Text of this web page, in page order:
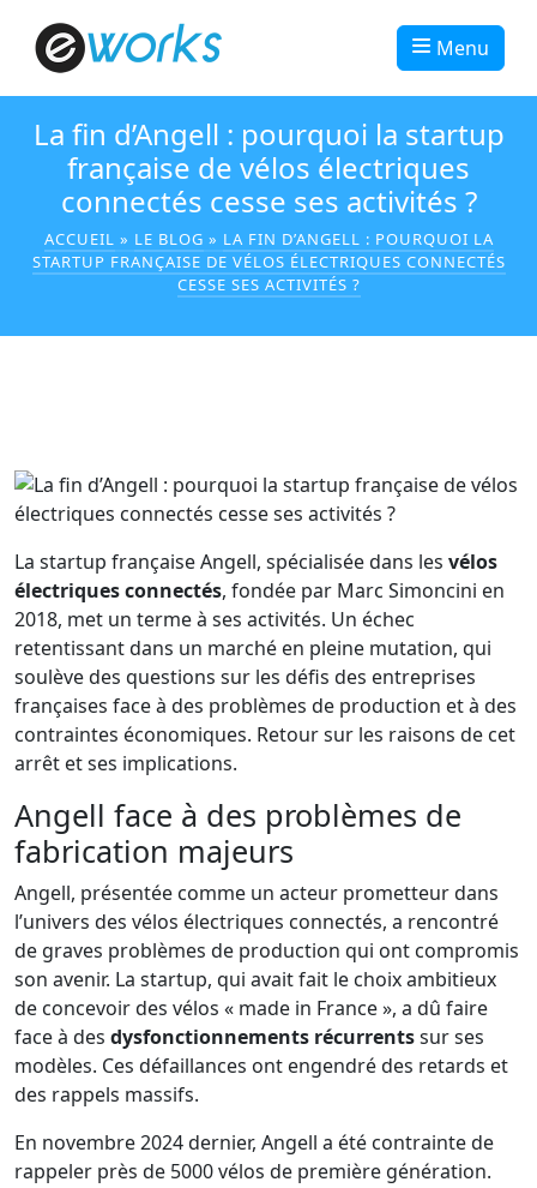
Menu
La fin d’Angell : pourquoi la startup
française de vélos électriques
connectés cesse ses activités ?
ACCUEIL » LE BLOG » LA FIN D’ANGELL : POURQUOI LA
STARTUP FRANÇAISE DE VÉLOS ÉLECTRIQUES CONNECTÉS
CESSE SES ACTIVITÉS ?
La startup française Angell, spécialisée dans les vélos
électriques connectés, fondée par Marc Simoncini en
2018, met un terme à ses activités. Un échec
retentissant dans un marché en pleine mutation, qui
soulève des questions sur les défis des entreprises
françaises face à des problèmes de production et à des
contraintes économiques. Retour sur les raisons de cet
arrêt et ses implications.
Angell face à des problèmes de
fabrication majeurs
Angell, présentée comme un acteur prometteur dans
l’univers des vélos électriques connectés, a rencontré
de graves problèmes de production qui ont compromis
son avenir. La startup, qui avait fait le choix ambitieux
de concevoir des vélos « made in France », a dû faire
face à des dysfonctionnements récurrentssur ses
modèles. Ces défaillances ont engendré des retards et
des rappels massifs.
En novembre 2024 dernier, Angell a été contrainte de
rappeler près de 5000 vélos de première génération.